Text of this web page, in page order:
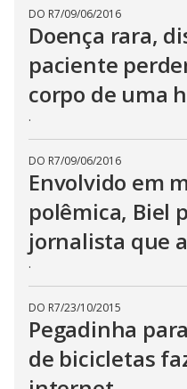
DO R7/09/06/2016
Doença rara,
paciente
corpo de uma
.
DO R7/09/06/2016
Envolvido em
polêmica, Biel
jornalista que
.
DO R7/23/10/2015
Pegadinha
de bicicletas